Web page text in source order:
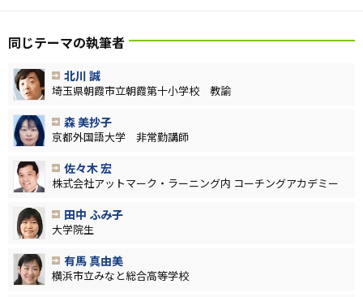
同じテーマの執筆者
北川 誠
埼玉県朝霞市立朝霞第十小学校 教諭
森 美抄子
京都外国語大学 非常勤講師
佐々木 宏
株式会社アットマーク・ラーニング内 コーチングアカデミー
田中 ふみ子
大学院生
有馬 真由美
横浜市立みなと総合高等学校